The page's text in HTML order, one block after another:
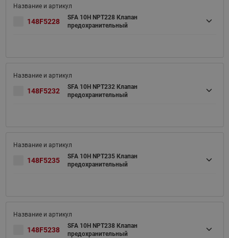
148F5228
SFA 10H NPT228 Клапан
предохранительный
148F5232
SFA 10H NPT232 Клапан
предохранительный
148F5235
SFA 10H NPT235 Клапан
предохранительный
148F5238
SFA 10H NPT238 Клапан
предохранительный